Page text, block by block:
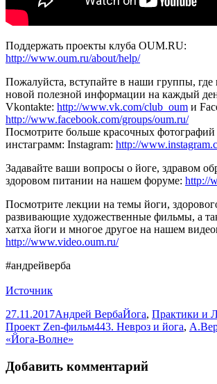
Поддержать проекты клуба OUM.RU:
http://www.oum.ru/about/help/
Пожалуйста, вступайте в наши группы, где
новой полезной информации на каждый
Vkontakte: http://www.vk.com/club_oum и
http://www.facebook.com/groups/oum.ru/
Посмотрите больше красочных
инстаграмм: Instagram: http://
Задавайте ваши вопросы о йоге, здравом
здоровом питании на нашем форуме: http://
Посмотрите лекции на темы йоги,
развивающие художественные фильмы, а
хатха йоги и многое другое на нашем
http://www.video.oum.ru/
#андрейверба
Источник
Опубликовано
27.11.2017Автор
Андрей ВербаРубрики
Йога, Практики и
Проект Zen-фильмМетки
443. Невроз и йога,
«Йога-Волне»
Добавить комментарий